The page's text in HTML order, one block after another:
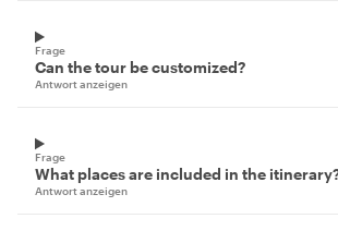
Frage
Can the tour be customized?
Antwort anzeigen
Frage
What places are included in the
Antwort anzeigen